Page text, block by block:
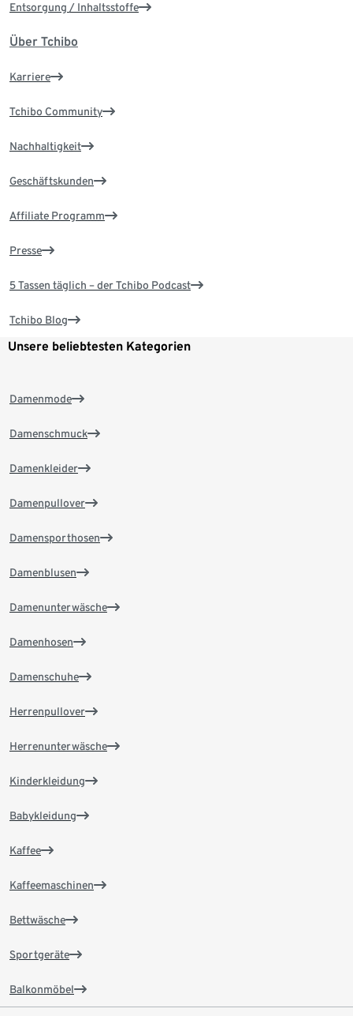
Entsorgung / Inhaltsstoffe
Über Tchibo
Karriere
Tchibo Community
Nachhaltigkeit
Geschäftskunden
Affiliate Programm
Presse
5 Tassen täglich – der Tchibo Podcast
Tchibo Blog
Unsere beliebtesten Kategorien
Damenmode
Damenschmuck
Damenkleider
Damenpullover
Damensporthosen
Damenblusen
Damenunterwäsche
Damenhosen
Damenschuhe
Herrenpullover
Herrenunterwäsche
Kinderkleidung
Babykleidung
Kaffee
Kaffeemaschinen
Bettwäsche
Sportgeräte
Balkonmöbel